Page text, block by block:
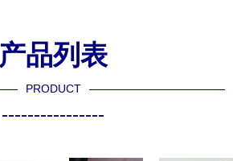
产品列表
PRODUCT
----------------